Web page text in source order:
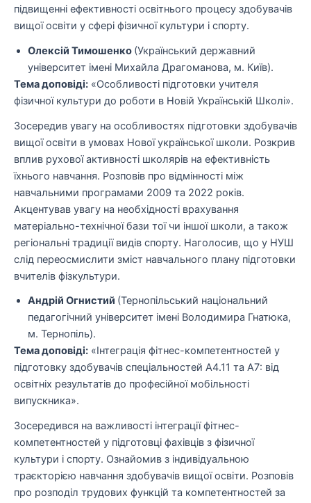
підвищенні ефективності освітнього процесу здобувачів
вищої освіти у сфері фізичної культури і спорту.
Олексій Тимошенко (Український державний
університет імені Михайла Драгоманова, м. Київ).
Тема доповіді: «Особливості підготовки учителя
фізичної культури до роботи в Новій Українській Школі».
Зосередив увагу на особливостях підготовки здобувачів
вищої освіти в умовах Нової української школи. Розкрив
вплив рухової активності школярів на ефективність
їхнього навчання. Розповів про відмінності між
навчальними програмами 2009 та 2022 років.
Акцентував увагу на необхідності врахування
матеріально-технічної бази тої чи іншої школи, а також
регіональні традиції видів спорту. Наголосив, що у НУШ
слід переосмислити зміст навчального плану підготовки
вчителів фізкультури.
Андрій Огнистий (Тернопільський національний
педагогічний університет імені Володимира Гнатюка,
м. Тернопіль).
Тема доповіді: «Інтеграція фітнес-компетентностей у
підготовку здобувачів спеціальностей А4.11 та А7: від
освітніх результатів до професійної мобільності
випускника».
Зосередився на важливості інтеграції фітнес-
компетентностей у підготовці фахівців з фізичної
культури і спорту. Ознайомив з індивідуальною
траєкторією навчання здобувачів вищої освіти. Розповів
про розподіл трудових функцій та компетентностей за